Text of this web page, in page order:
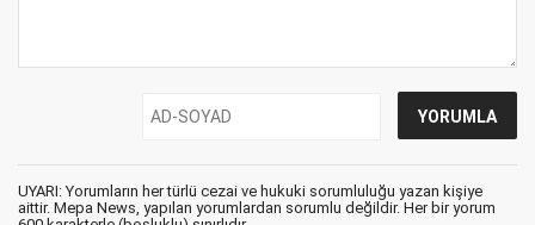
UYARI: Yorumların her türlü cezai ve hukuki sorumluluğu yazan kişiye
aittir. Mepa News, yapılan yorumlardan sorumlu değildir. Her bir yorum